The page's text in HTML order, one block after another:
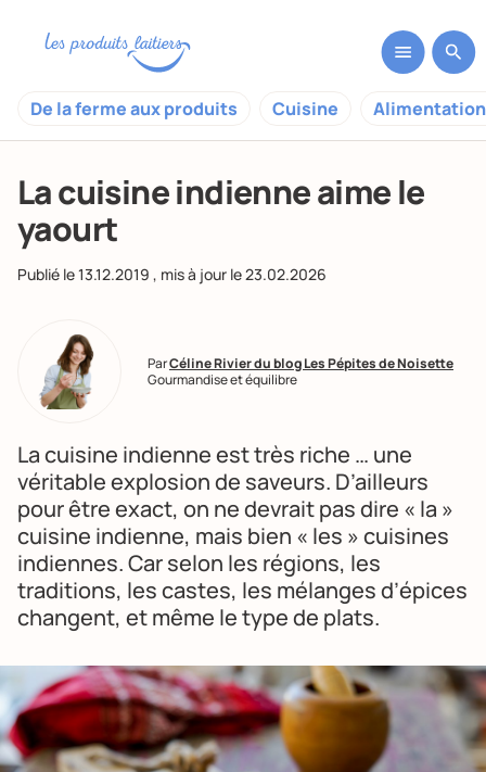
De la ferme aux produits Cuisine
La cuisine indienne aime le
yaourt
Publié le13.12.2019 , mis à jour le23.02.2026
ParCéline Rivier du blog Les Pépites de Noisette
Gourmandise et équilibre
La cuisine indienne est très riche … une
véritable explosion de saveurs. D’ailleurs
pour être exact, on ne devrait pas dire « la »
cuisine indienne, mais bien « les » cuisines
indiennes. Car selon les régions, les
traditions, les castes, les mélanges d’épices
changent, et même le type de plats.